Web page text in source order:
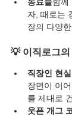
자, 때로는
장의 다양
💡 이직로그의
직장인 현
장면이 이
를 제대로
웃픈 개그